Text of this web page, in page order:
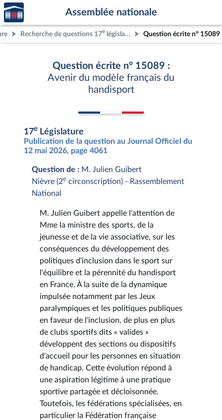
Aller au contenu
Aller en bas de la page
Accèder
à la
page
d'accueil
Assemblée nationale
Recherche de questions 17e législature Question écrite n° 15089
Question écrite n° 15089 :
Avenir du modèle français du
handisport
17e Législature
Publication de la question au Journal Officiel du
12 mai 2026, page 4061
Question de : M. Julien Guibert
Nièvre (2e circonscription) - Rassemblement
National
M. Julien Guibert appelle l'attention de
Mme la ministre des sports, de la
jeunesse et de la vie associative, sur les
conséquences du développement des
politiques d'inclusion dans le sport sur
l'équilibre et la pérennité du handisport
en France. À la suite de la dynamique
impulsée notamment par les Jeux
paralympiques et les politiques publiques
en faveur de l'inclusion, de plus en plus
de clubs sportifs dits « valides »
développent des sections ou dispositifs
d'accueil pour les personnes en situation
de handicap. Cette évolution répond à
une aspiration légitime à une pratique
sportive partagée et décloisonnée.
Toutefois, les fédérations spécialisées, en
particulier la Fédération française